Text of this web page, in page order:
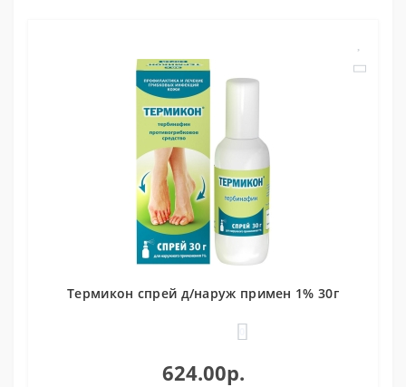
Термикон спрей д/наруж примен 1% 30г
624.00р.